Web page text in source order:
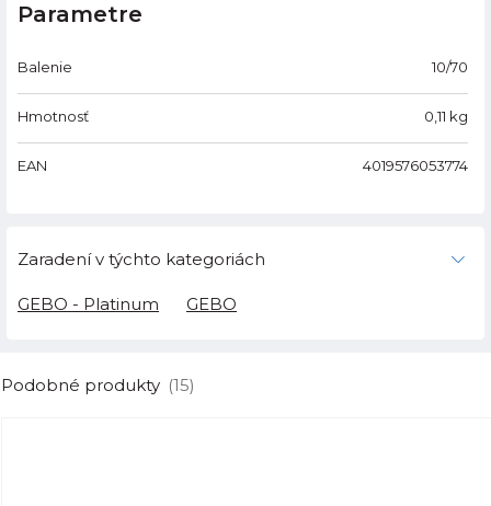
Parametre
Balenie 10/70
Hmotnosť 0,11 kg
EAN 4019576053774
Zaradení v týchto kategoriách
GEBO - Platinum GEBO
Podobné produkty (15)